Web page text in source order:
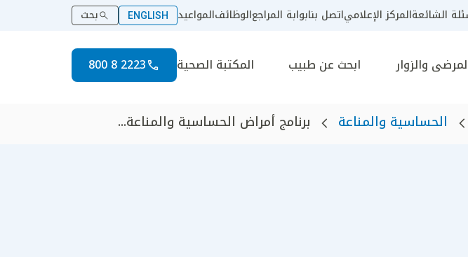
الشائعةالمركز الإعلامياتصل بنابوابة المراجعالوظائفالمواعيد ENGLISH بحث
والزوار ابحث عن طبيب المكتبة الصحية 2223 8 800
الحساسية والمناعة برنامج أمراض الحساسية والمناعة...